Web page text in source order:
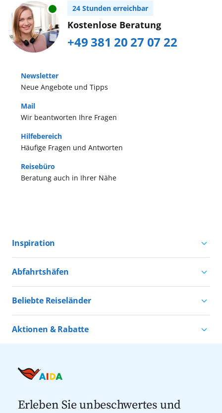
24 Stunden erreichbar
Kostenlose Beratung
+49 381 20 27 07 22
Neue Angebote und Tipps
Newsletter
Häufige Fragen und Antworten
Hilfebereich
Wir beantworten Ihre Fragen
Mail
Beratung auch in Ihrer Nähe
Reisebüro
Inspiration
Aktivurlaub mit AIDA
Kultururlaub mit AIDA
Abfahrtshäfen
Kreuzfahrten ab Hamburg
Kreuzfahrten ab Warnemünde
Beliebte Reiseländer
Kreuzfahrten nach Norwegen
Kreuzfahrten nach Italien
Aktionen & Rabatte
Last Minute Kreuzfahrten
Kreuzfahrten mit Flug
Kreuzfahrten 2027
Erleben Sie unbeschwertes und